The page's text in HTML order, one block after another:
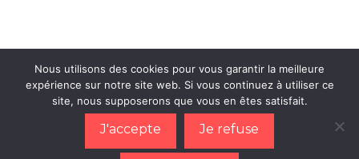
ACCUEIL FONCTIONNALITÉS FAQ
CGV – CGU
CONTACT
MON COMPTE
Facebook
X LinkedIn
YouTube
Instagram
DIGITBOOK - Village des voiles 2 - 1 rue de l'union -
Nous utilisons des cookies pour vous garantir la meilleure
expérience sur notre site web. Si vous continuez à utiliser ce
site, nous supposerons que vous en êtes satisfait.
J'accepte Je refuse